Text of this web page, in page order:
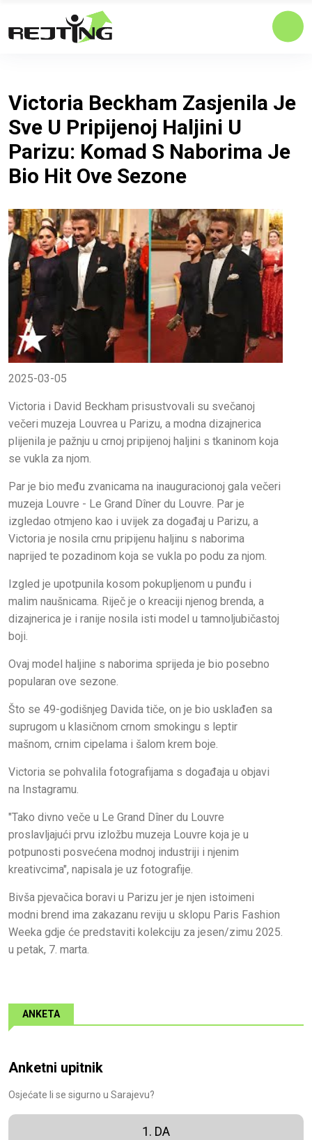
Victoria Beckham Zasjenila Je
Sve U Pripijenoj Haljini U
Parizu: Komad S Naborima Je
Bio Hit Ove Sezone
2025-03-05
Victoria i David Beckham prisustvovali su svečanoj
večeri muzeja Louvrea u Parizu, a modna dizajnerica
plijenila je pažnju u crnoj pripijenoj haljini s tkaninom koja
se vukla za njom.
Par je bio među zvanicama na inauguracionoj gala večeri
muzeja Louvre - Le Grand Dîner du Louvre. Par je
izgledao otmjeno kao i uvijek za događaj u Parizu, a
Victoria je nosila crnu pripijenu haljinu s naborima
naprijed te pozadinom koja se vukla po podu za njom.
Izgled je upotpunila kosom pokupljenom u punđu i
malim naušnicama. Riječ je o kreaciji njenog brenda, a
dizajnerica je i ranije nosila isti model u tamnoljubičastoj
boji.
Ovaj model haljine s naborima sprijeda je bio posebno
popularan ove sezone.
Što se 49-godišnjeg Davida tiče, on je bio usklađen sa
suprugom u klasičnom crnom smokingu s leptir
mašnom, crnim cipelama i šalom krem ​​boje.
Victoria se pohvalila fotografijama s događaja u objavi
na Instagramu.
"Tako divno veče u Le Grand Dîner du Louvre
proslavljajući prvu izložbu muzeja Louvre koja je u
potpunosti posvećena modnoj industriji i njenim
kreativcima", napisala je uz fotografije.
Bivša pjevačica boravi u Parizu jer je njen istoimeni
modni brend ima zakazanu reviju u sklopu Paris Fashion
Weeka gdje će predstaviti kolekciju za jesen/zimu 2025.
u petak, 7. marta.
ANKETA
Anketni upitnik
Osjećate li se sigurno u Sarajevu?
1. DA